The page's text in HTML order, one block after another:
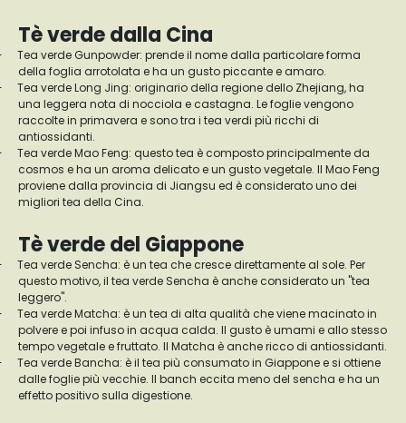
Tè verde dalla Cina
Tea verde Gunpowder: prende il nome dalla particolare forma
della foglia arrotolata e ha un gusto piccante e amaro.
Tea verde Long Jing: originario della regione dello Zhejiang, ha
una leggera nota di nocciola e castagna. Le foglie vengono
raccolte in primavera e sono tra i tea verdi più ricchi di
antiossidanti.
Tea verde Mao Feng: questo tea è composto principalmente da
cosmos e ha un aroma delicato e un gusto vegetale. Il Mao Feng
proviene dalla provincia di Jiangsu ed è considerato uno dei
migliori tea della Cina.
Tè verde del Giappone
Tea verde Sencha: è un tea che cresce direttamente al sole. Per
questo motivo, il tea verde Sencha è anche considerato un "tea
leggero".
Tea verde Matcha: è un tea di alta qualità che viene macinato in
polvere e poi infuso in acqua calda. Il gusto è umami e allo stesso
tempo vegetale e fruttato. Il Matcha è anche ricco di antiossidanti.
Tea verde Bancha: è il tea più consumato in Giappone e si ottiene
dalle foglie più vecchie. Il banch eccita meno del sencha e ha un
effetto positivo sulla digestione.